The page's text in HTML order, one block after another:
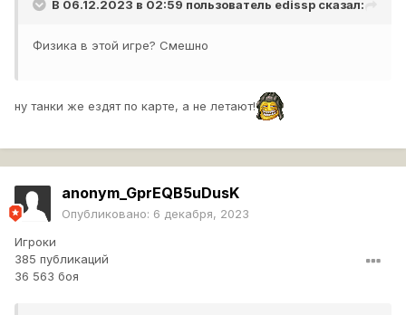
В 06.12.2023 в 02:59 пользователь edissp сказал:
Физика в этой игре? Смешно
ну танки же ездят по карте, а не летают!
anonym_GprEQB5uDusK
Опубликовано: 6 декабря, 2023
Игроки
385 публикаций
36 563 боя